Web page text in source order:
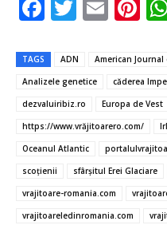
F
e
b
o
o
k
T
it
te
r
E
ai
l
Pi
er
es
t
TAGS ADN
American
Analizele genetice
căderea
dezvaluiribiz.ro
Europa de Vest
https://www.vrăjitoarero.com/
Oceanul Atlantic
scoțienii
sfârșitul Erei Glaciare
vrajitoare-romania.com
vrajitoareledinromania.com